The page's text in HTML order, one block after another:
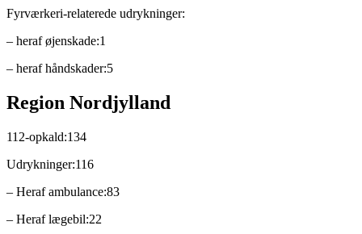
Fyrværkeri-relaterede udrykninger:
– heraf øjenskade:1
– heraf håndskader:5
Region Nordjylland
112-opkald:134
Udrykninger:116
– Heraf ambulance:83
– Heraf lægebil:22